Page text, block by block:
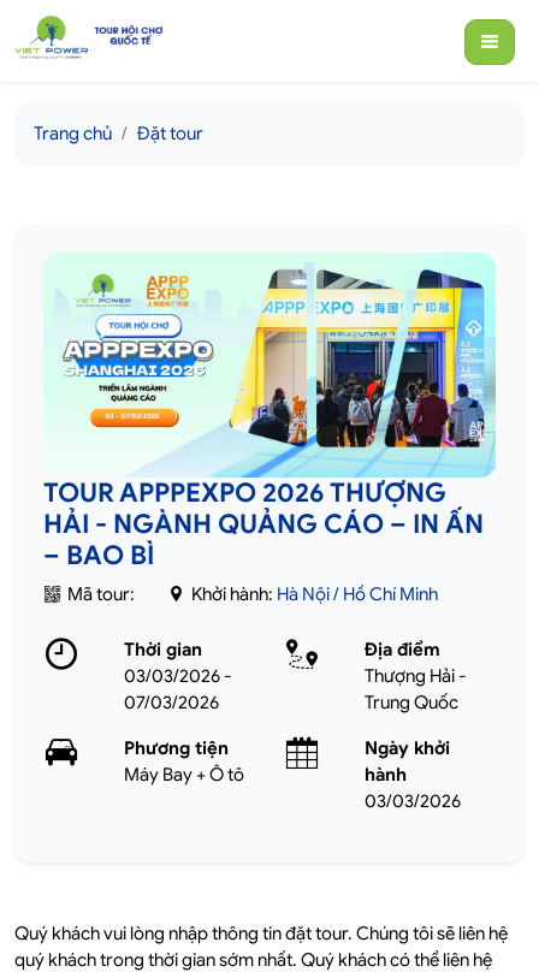
Trang chủ Đặt tour
TOUR APPPEXPO 2026 THƯỢNG
HẢI - NGÀNH QUẢNG CÁO – IN ẤN
– BAO BÌ
Mã tour: Khởi hành: Hà Nội / Hồ Chí Minh
Thời gian
03/03/2026 -
07/03/2026
Địa điểm
Thượng Hải -
Trung Quốc
Phương tiện
Máy Bay + Ô tô
Ngày khởi
hành
03/03/2026
Quý khách vui lòng nhập thông tin đặt tour. Chúng tôi sẽ liên hệ
quý khách trong thời gian sớm nhất. Quý khách có thể liên hệ